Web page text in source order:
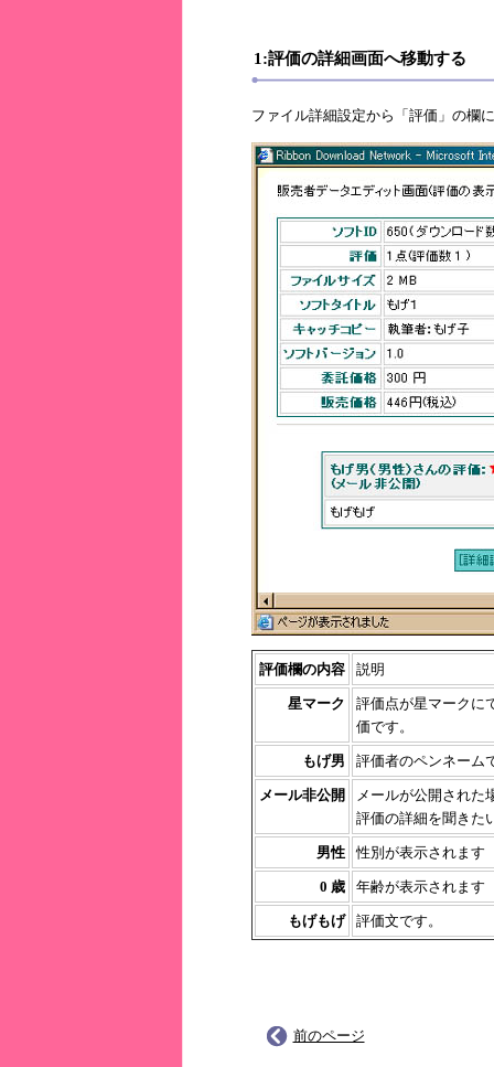
1:評価の詳細画面へ移動する
ファイル詳細設定から「評価」の欄
評価欄の内容 説明
星マーク
評価点が星マークに
価です。
もげ男 評価者のペンネーム
メール非公開
メールが公開された
評価の詳細を聞きた
男性 性別が表示されます
0 歳 年齢が表示されます
もげもげ 評価文です。
前のページ